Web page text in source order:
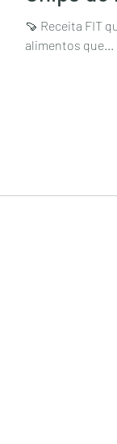
🍠 Receita FIT que todo
alimentos que...